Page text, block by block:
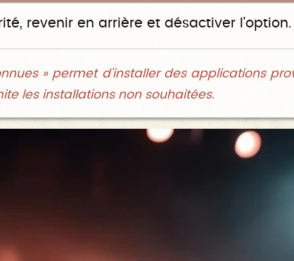
revenir en arrière et désactiver l’option.
» permet d’installer des applications
les installations non souhaitées.